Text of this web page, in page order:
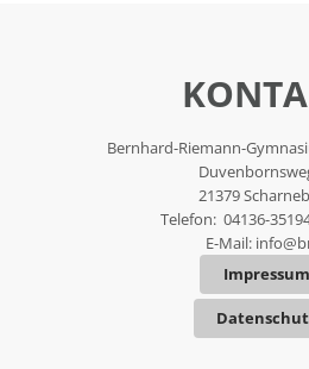
Bernhard-Riemann-
21379
Telefon: 04136-
E-Mail:
Impressum